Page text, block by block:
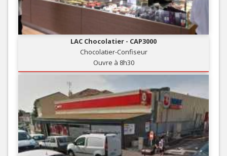
LAC Chocolatier - CAP3000
Chocolatier-Confiseur
Ouvre à 8h30